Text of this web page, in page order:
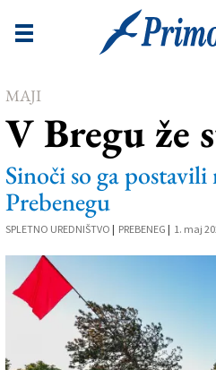
Novice
Goriška
Kultura
Šport
Še
Vreme
V Kioskih
Uredništvo
MAJI
V Bregu že
Sinoči so ga
Prebenegu
SPLETNO UREDNIŠTVO | PREBENEG | 1. maj